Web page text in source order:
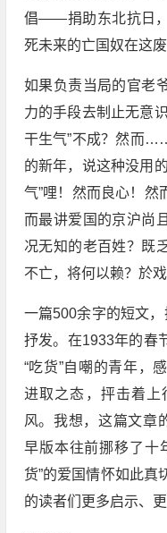
倡——捐助东北抗日
死未来的亡国奴在这
如果负责当局的官老
力的手段去制止无意
干生气”不成？然而
的新年，说这种没用
气”哩！然而良心！然
而最讲爱国的京沪尚
况无知的老百姓？既
不亡，将何以赖？於
一篇500余字的短文，
抒发。在1933年的春
“吃货”自嘲的青年，
进取之态，抨击着上
风。我想，这篇文章
早版本往前挪移了十
货”的爱国情怀如此真
的读者们更多启示、更